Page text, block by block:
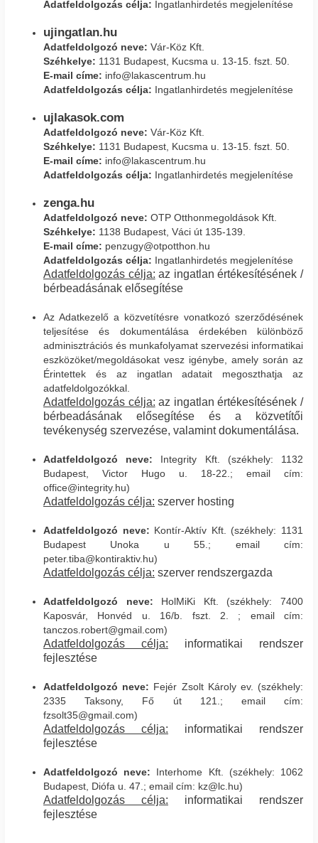
Adatfeldolgozás célja: Ingatlanhirdetés megjelenítése
ujingatlan.hu
Adatfeldolgozó neve: Vár-Köz Kft.
Széhkelye: 1131 Budapest, Kucsma u. 13-15. fszt. 50.
E-mail címe: info@lakascentrum.hu
Adatfeldolgozás célja: Ingatlanhirdetés megjelenítése
ujlakasok.com
Adatfeldolgozó neve: Vár-Köz Kft.
Széhkelye: 1131 Budapest, Kucsma u. 13-15. fszt. 50.
E-mail címe: info@lakascentrum.hu
Adatfeldolgozás célja: Ingatlanhirdetés megjelenítése
zenga.hu
Adatfeldolgozó neve: OTP Otthonmegoldások Kft.
Széhkelye: 1138 Budapest, Váci út 135-139.
E-mail címe: penzugy@otpotthon.hu
Adatfeldolgozás célja: Ingatlanhirdetés megjelenítése
Adatfeldolgozás célja: az ingatlan értékesítésének /
bérbeadásának elősegítése
Az Adatkezelő a közvetítésre vonatkozó szerződésének
teljesítése és dokumentálása érdekében különböző
adminisztrációs és munkafolyamat szervezési informatikai
eszközöket/megoldásokat vesz igénybe, amely során az
Érintettek és az ingatlan adatait megoszthatja az
adatfeldolgozókkal.
Adatfeldolgozás célja: az ingatlan értékesítésének /
bérbeadásának elősegítése és a közvetítői
tevékenység szervezése, valamint dokumentálása.
Adatfeldolgozó neve: Integrity Kft. (székhely: 1132
Budapest, Victor Hugo u. 18-22.; email cím:
office@integrity.hu)
Adatfeldolgozás célja: szerver hosting
Adatfeldolgozó neve: Kontír-Aktív Kft. (székhely: 1131
Budapest Unoka u 55.; email cím:
peter.tiba@kontiraktiv.hu)
Adatfeldolgozás célja: szerver rendszergazda
Adatfeldolgozó neve: HolMiKi Kft. (székhely: 7400
Kaposvár, Honvéd u. 16/b. fszt. 2. ; email cím:
tanczos.robert@gmail.com)
Adatfeldolgozás célja: informatikai rendszer
fejlesztése
Adatfeldolgozó neve: Fejér Zsolt Károly ev. (székhely:
2335 Taksony, Fő út 121.; email cím:
fzsolt35@gmail.com)
Adatfeldolgozás célja: informatikai rendszer
fejlesztése
Adatfeldolgozó neve: Interhome Kft. (székhely: 1062
Budapest, Diófa u. 47.; email cím: kz@lc.hu)
Adatfeldolgozás célja: informatikai rendszer
fejlesztése